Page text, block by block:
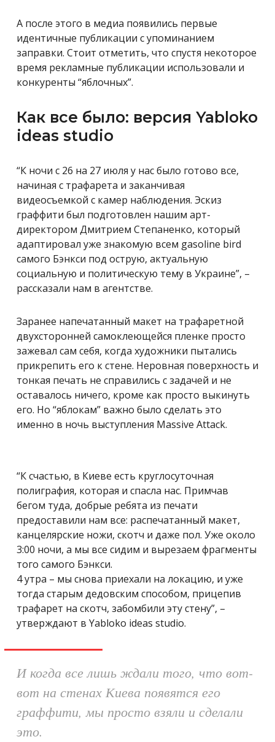
А после этого в медиа появились первые
идентичные публикации с упоминанием
заправки. Стоит отметить, что спустя некоторое
время рекламные публикации использовали и
конкуренты “яблочных”.
Как все было: версия Yabloko
ideas studio
“К ночи с 26 на 27 июля у нас было готово все,
начиная с трафарета и заканчивая
видеосъемкой с камер наблюдения. Эскиз
граффити был подготовлен нашим арт-
директором Дмитрием Степаненко, который
адаптировал уже знакомую всем gasoline bird
самого Бэнкси под острую, актуальную
социальную и политическую тему в Украине”, –
рассказали нам в агентстве.
Заранее напечатанный макет на трафаретной
двухсторонней самоклеющейся пленке просто
зажевал сам себя, когда художники пытались
прикрепить его к стене. Неровная поверхность и
тонкая печать не справились с задачей и не
оставалось ничего, кроме как просто выкинуть
его. Но “яблокам” важно было сделать это
именно в ночь выступления Massive Attack.
“К счастью, в Киеве есть круглосуточная
полиграфия, которая и спасла нас. Примчав
бегом туда, добрые ребята из печати
предоставили нам все: распечатанный макет,
канцелярские ножи, скотч и даже пол. Уже около
3:00 ночи, а мы все сидим и вырезаем фрагменты
того самого Бэнкси.
4 утра – мы снова приехали на локацию, и уже
тогда старым дедовским способом, прицепив
трафарет на скотч, забомбили эту стену”, –
утверждают в Yabloko ideas studio.
И когда все лишь ждали того, что вот-
вот на стенах Киева появятся его
граффити, мы просто взяли и сделали
это.